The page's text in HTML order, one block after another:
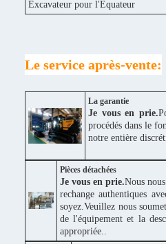
Excavateur pour l'Équateur
Le service après-vente:
La garantie
Je vous en prie.
procédés dans le
notre entière
Pièces détachées
Je vous en prie.Nous
rechange authentiques
soyez.Veuillez nous
de l'équipement et la
appropriée..